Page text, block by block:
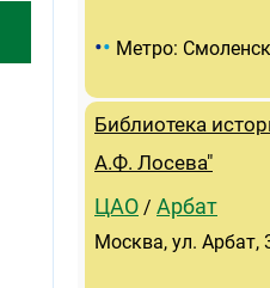
•• Метро:
Библиотека
А.Ф. Лосева"
ЦАО / Арбат
Москва, ул. Арбат,